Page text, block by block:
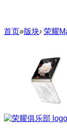
首页»版块› 荣耀